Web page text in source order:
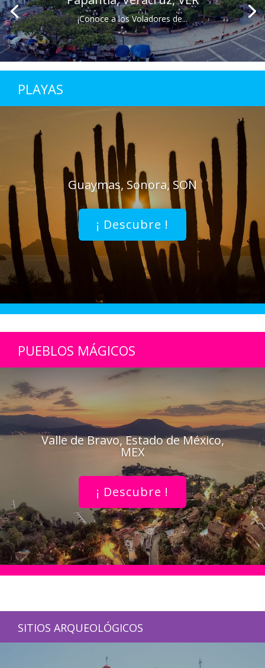
¡Conoce a los Voladores de...
PLAYAS
Guaymas, Sonora, SON
¡ Descubre !
PUEBLOS MÁGICOS
Valle de Bravo, Estado de México,
MEX
¡ Descubre !
SITIOS ARQUEOLÓGICOS